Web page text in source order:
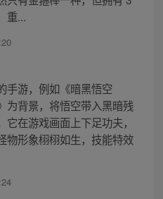
重...
手游，例如《暗黑悟空
为背景，将悟空带入黑暗残
在游戏画面上下足功夫，
物形象栩栩如生，技能特效